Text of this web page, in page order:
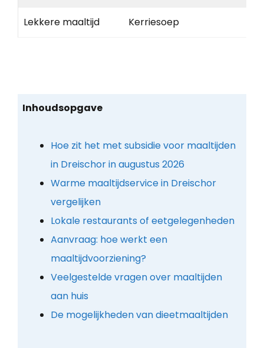
Lekkere maaltijd Kerriesoep
Inhoudsopgave
Hoe zit het met subsidie voor maaltijden
in Dreischor in augustus 2026
Warme maaltijdservice in Dreischor
vergelijken
Lokale restaurants of eetgelegenheden
Aanvraag: hoe werkt een
maaltijdvoorziening?
Veelgestelde vragen over maaltijden
aan huis
De mogelijkheden van dieetmaaltijden